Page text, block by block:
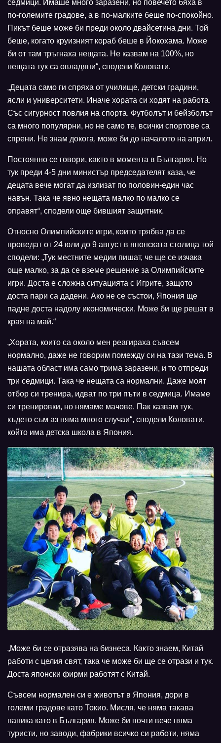
седмици. Имаше много заразени, но повечето бяха в
по-големите градове, а в по-малките беше по-спокойно.
Пикът беше може би преди около двайсетина дни. Той
беше, когато круизният кораб беше в Йокохама. Може
би от там тръгнаха нещата. Не казвам на 100%, но
нещата тук са овладяни“, сподели Коловати.
„Децата само ги спряха от училище, детски градини,
ясли и университети. Иначе хората си ходят на работа.
Със сигурност повлия на спорта. Футболът и бейзболът
са много популярни, но не само те, всички спортове са
спрени. Не знам докога, може би до началото на април.
Постоянно се говори, както в момента в България. Но
тук преди 4-5 дни министър председателят каза, че
децата вече могат да излизат по половин-един час
навън. Така че явно нещата малко по малко се
оправят“, сподели още бившият защитник.
Относно Олимпийските игри, които трябва да се
проведат от 24 юли до 9 август в японската столица той
сподели: „Тук местните медии пишат, че ще се изчака
още малко, за да се вземе решение за Олимпийските
игри. Доста е сложна ситуацията с Игрите, защото
доста пари са дадени. Ако не се състои, Япония ще
падне доста надолу икономически. Може би ще решат в
края на май.“
„Хората, които са около мен реагираха съвсем
нормално, даже не говорим помежду си на тази тема. В
нашата област има само трима заразени, и то отпреди
три седмици. Така че нещата са нормални. Даже моят
отбор си тренира, идват по три пъти в седмица. Имаме
си тренировки, но нямаме мачове. Пак казвам тук,
където съм аз няма много случаи“, сподели Коловати,
който има детска школа в Япония.
„Може би се отразява на бизнеса. Както знаем, Китай
работи с целия свят, така че може би ще се отрази и тук.
Доста японски фирми работят с Китай.
Съвсем нормален си е животът в Япония, дори в
големи градове като Токио. Мисля, че няма такава
паника като в България. Може би почти вече няма
туристи, но заводи, фабрики всичко си работи, няма